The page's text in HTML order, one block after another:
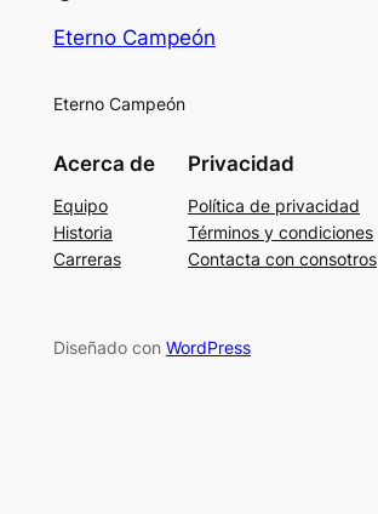
Eterno Campeón
Eterno Campeón
Acerca de
Equipo
Historia
Carreras
Privacidad
Política de privacidad
Términos y condiciones
Contacta con consotros
Diseñado con WordPress